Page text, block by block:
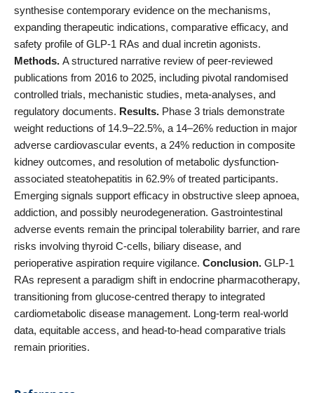
synthesise contemporary evidence on the mechanisms,
expanding therapeutic indications, comparative efficacy, and
safety profile of GLP-1 RAs and dual incretin agonists.
Methods. A structured narrative review of peer-reviewed
publications from 2016 to 2025, including pivotal randomised
controlled trials, mechanistic studies, meta-analyses, and
regulatory documents. Results. Phase 3 trials demonstrate
weight reductions of 14.9–22.5%, a 14–26% reduction in major
adverse cardiovascular events, a 24% reduction in composite
kidney outcomes, and resolution of metabolic dysfunction-
associated steatohepatitis in 62.9% of treated participants.
Emerging signals support efficacy in obstructive sleep apnoea,
addiction, and possibly neurodegeneration. Gastrointestinal
adverse events remain the principal tolerability barrier, and rare
risks involving thyroid C-cells, biliary disease, and
perioperative aspiration require vigilance. Conclusion. GLP-1
RAs represent a paradigm shift in endocrine pharmacotherapy,
transitioning from glucose-centred therapy to integrated
cardiometabolic disease management. Long-term real-world
data, equitable access, and head-to-head comparative trials
remain priorities.